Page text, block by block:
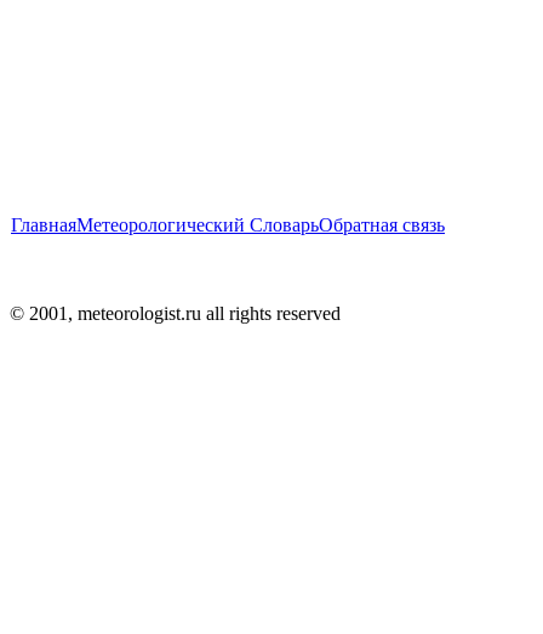
ГлавнаяМетеорологический СловарьОбратная связь
© 2001, meteorologist.ru all rights reserved